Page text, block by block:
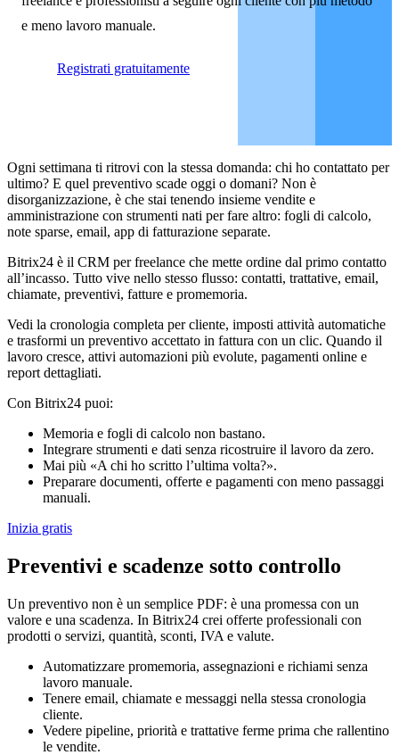
e meno lavoro manuale.
Registrati gratuitamente
Ogni settimana ti ritrovi con la stessa domanda: chi ho contattato per
ultimo? E quel preventivo scade oggi o domani? Non è
disorganizzazione, è che stai tenendo insieme vendite e
amministrazione con strumenti nati per fare altro: fogli di calcolo,
note sparse, email, app di fatturazione separate.
Bitrix24 è il CRM per freelance che mette ordine dal primo contatto
all’incasso. Tutto vive nello stesso flusso: contatti, trattative, email,
chiamate, preventivi, fatture e promemoria.
Vedi la cronologia completa per cliente, imposti attività automatiche
e trasformi un preventivo accettato in fattura con un clic. Quando il
lavoro cresce, attivi automazioni più evolute, pagamenti online e
report dettagliati.
Con Bitrix24 puoi:
Memoria e fogli di calcolo non bastano.
Integrare strumenti e dati senza ricostruire il lavoro da zero.
Mai più «A chi ho scritto l’ultima volta?».
Preparare documenti, offerte e pagamenti con meno passaggi
manuali.
Inizia gratis
Preventivi e scadenze sotto controllo
Un preventivo non è un semplice PDF: è una promessa con un
valore e una scadenza. In Bitrix24 crei offerte professionali con
prodotti o servizi, quantità, sconti, IVA e valute.
Automatizzare promemoria, assegnazioni e richiami senza
lavoro manuale.
Tenere email, chiamate e messaggi nella stessa cronologia
cliente.
Vedere pipeline, priorità e trattative ferme prima che rallentino
le vendite.